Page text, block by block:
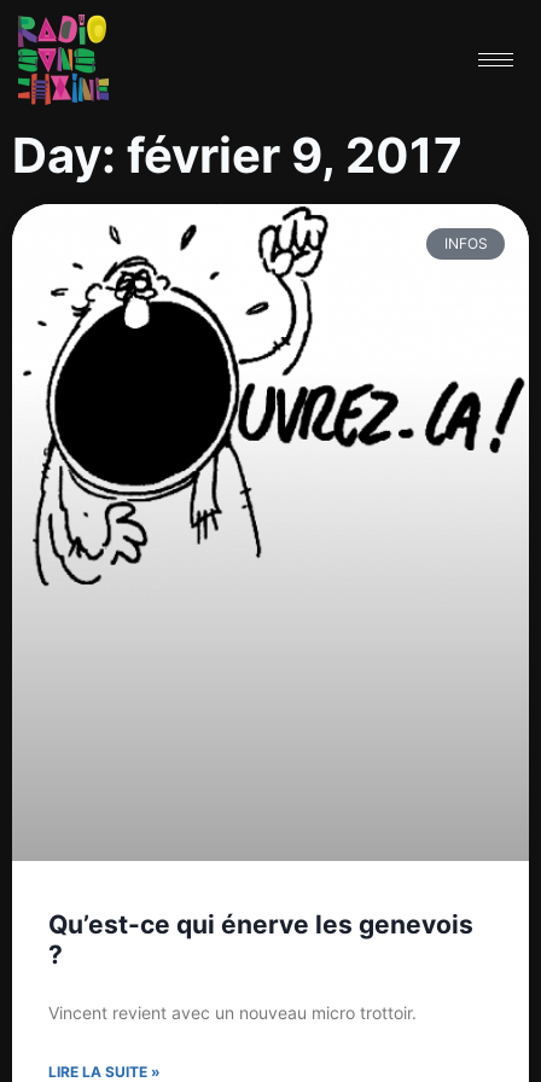
Day: février 9, 2017
INFOS
Qu’est-ce qui énerve les genevois
?
Vincent revient avec un nouveau micro trottoir.
LIRE LA SUITE »